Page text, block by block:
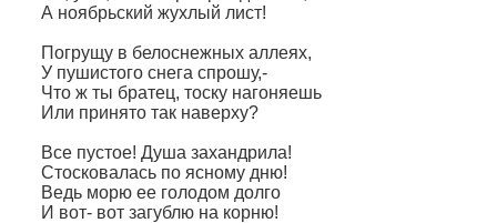
А ноябрьский жухлый лист!
Погрущу в белоснежных аллеях,
У пушистого снега спрошу,-
Что ж ты братец, тоску нагоняешь
Или принято так наверху?
Все пустое! Душа захандрила!
Стосковалась по ясному дню!
Ведь морю ее голодом долго
И вот- вот загублю на корню!